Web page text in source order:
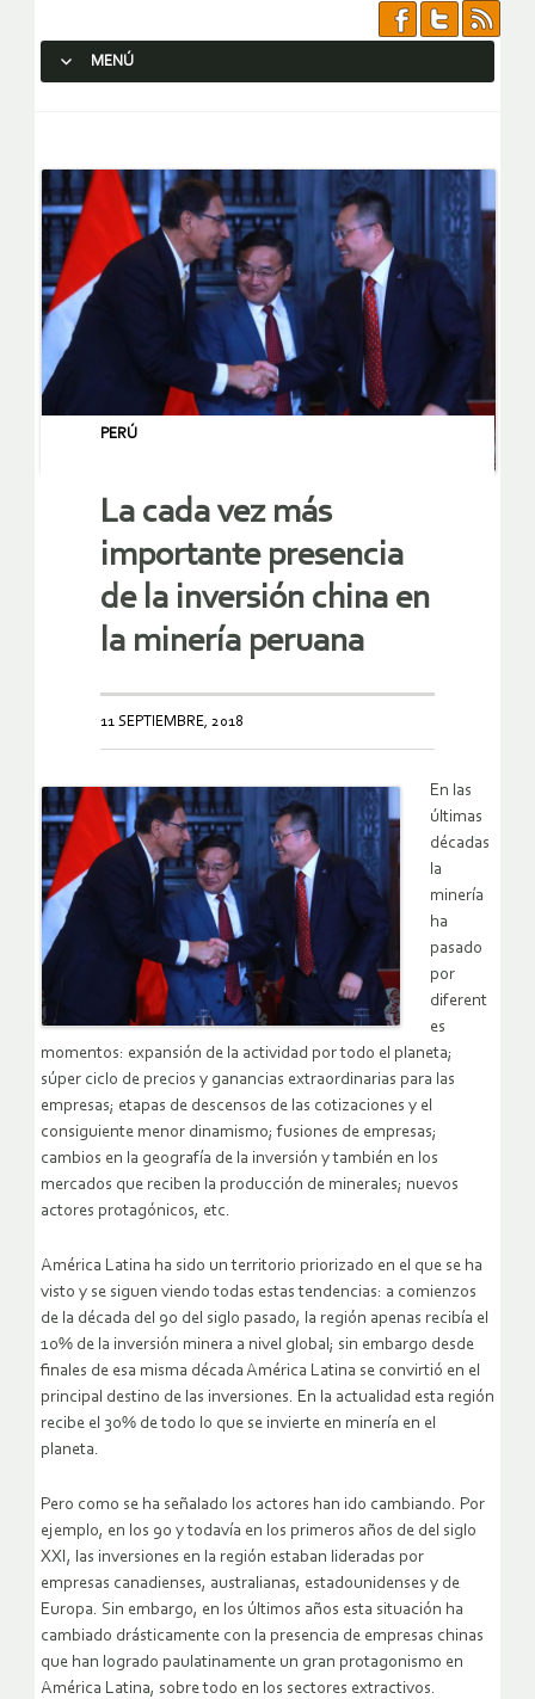
MENÚ
PERÚ
La cada vez más
importante presencia
de la inversión china en
la minería peruana
11 SEPTIEMBRE, 2018
En las
últimas
décadas
la
minería
ha
pasado
por
diferent
es
momentos: expansión de la actividad por todo el planeta;
súper ciclo de precios y ganancias extraordinarias para las
empresas; etapas de descensos de las cotizaciones y el
consiguiente menor dinamismo; fusiones de empresas;
cambios en la geografía de la inversión y también en los
mercados que reciben la producción de minerales; nuevos
actores protagónicos, etc.
América Latina ha sido un territorio priorizado en el que se ha
visto y se siguen viendo todas estas tendencias: a comienzos
de la década del 90 del siglo pasado, la región apenas recibía el
10% de la inversión minera a nivel global; sin embargo desde
finales de esa misma década América Latina se convirtió en el
principal destino de las inversiones. En la actualidad esta región
recibe el 30% de todo lo que se invierte en minería en el
planeta.
Pero como se ha señalado los actores han ido cambiando. Por
ejemplo, en los 90 y todavía en los primeros años de del siglo
XXI, las inversiones en la región estaban lideradas por
empresas canadienses, australianas, estadounidenses y de
Europa. Sin embargo, en los últimos años esta situación ha
cambiado drásticamente con la presencia de empresas chinas
que han logrado paulatinamente un gran protagonismo en
América Latina, sobre todo en los sectores extractivos.